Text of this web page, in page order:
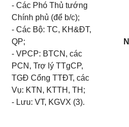
- Các Phó Thủ tướng
Chính phủ (để b/c);
- Các Bộ: TC, KH&ĐT,
QP;
- VPCP: BTCN, các
PCN, Trợ lý TTgCP,
TGĐ Cổng TTĐT, các
Vụ: KTN, KTTH, TH;
- Lưu: VT, KGVX (3).